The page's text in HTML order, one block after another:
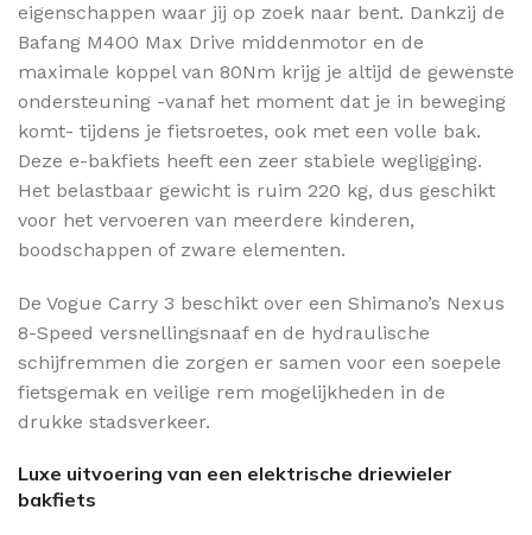
eigenschappen waar jij op zoek naar bent. Dankzij de
Bafang M400 Max Drive middenmotor en de
maximale koppel van 80Nm krijg je altijd de gewenste
ondersteuning -vanaf het moment dat je in beweging
komt- tijdens je fietsroetes, ook met een volle bak.
Deze e-bakfiets heeft een zeer stabiele wegligging.
Het belastbaar gewicht is ruim 220 kg, dus geschikt
voor het vervoeren van meerdere kinderen,
boodschappen of zware elementen.
De Vogue Carry 3 beschikt over een Shimano’s Nexus
8-Speed versnellingsnaaf en de hydraulische
schijfremmen die zorgen er samen voor een soepele
fietsgemak en veilige rem mogelijkheden in de
drukke stadsverkeer.
Luxe uitvoering van een elektrische driewieler
bakfiets